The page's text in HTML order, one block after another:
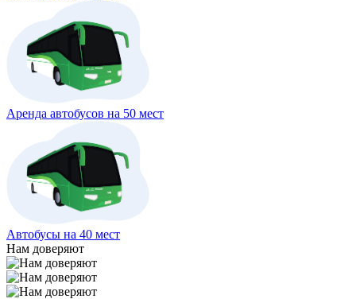
Аренда автобусов на 50 мест
Автобусы на 40 мест
Нам доверяют